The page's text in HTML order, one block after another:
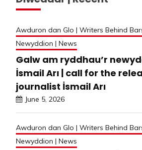
Awduron dan Glo | Writers Behind
Newyddion | News
Galw am ryddhau’r
İsmail Arı | call for the
journalist İsmail Arı
June 5, 2026
Awduron dan Glo | Writers Behind
Newyddion | News